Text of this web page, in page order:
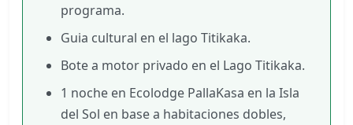
programa.
Guia cultural en el lago Titikaka.
Bote a motor privado en el Lago Titikaka.
1 noche en Ecolodge PallaKasa en la Isla
del Sol en base a habitaciones dobles,